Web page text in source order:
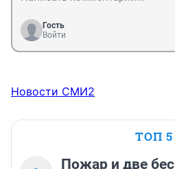
Гость
Войти
Новости СМИ2
ТОП 5
Пожар и две